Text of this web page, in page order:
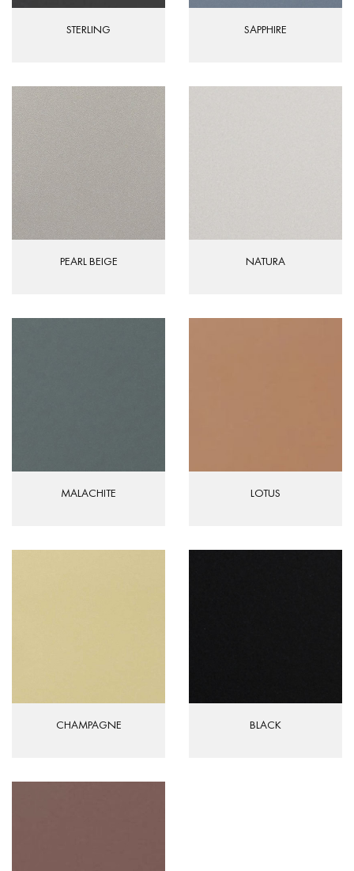
STERLING SAPPHIRE
PEARL BEIGE NATURA
MALACHITE LOTUS
CHAMPAGNE BLACK